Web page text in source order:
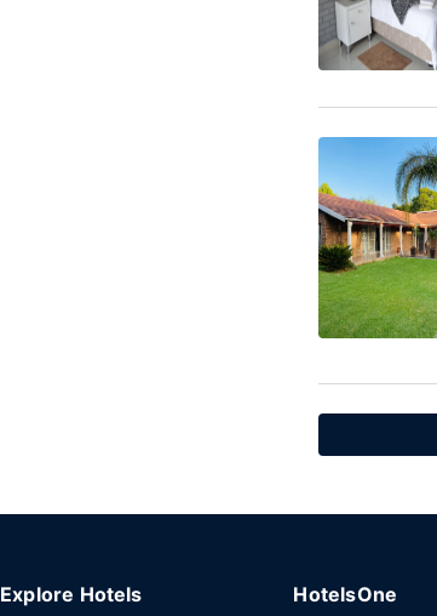
Explore Hotels HotelsOne